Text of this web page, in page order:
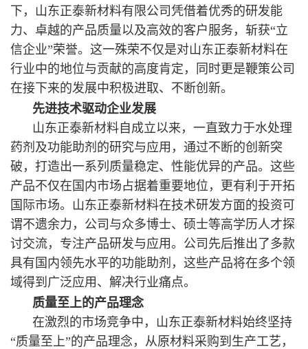
下，山东正泰新材料有限公司凭借着优秀的研发能
力、卓越的产品质量以及高效的客户服务，斩获“立
信企业”荣誉。这一殊荣不仅是对山东正泰新材料在
行业中的地位与贡献的高度肯定，
同时更是鞭策公司
在接下来的发展中积极进取、不断创新。
先进技术驱动企业发展
山东正泰新材料自成立以来，一直致力于水处理
药剂 及功能助剂 的研究与应用，通过不断的创新突
破，打造出一系列质量稳定、性能优异的产品。这些
产品不仅在国内市场占据着重要地位，更有利于开拓
国际市场。山东正泰新材料在技术研发方面的投资可
谓不遗余力，公司与众多博士、硕士等高学历人才探
讨交流，专注产品研发与应用。公司先后推出了多款
具有国内领先水平的功能助剂，这些产品将在多个领
域得到广泛应用、解决行业痛点。
质量至上的产品理念
在激烈的市场竞争中，山东正泰新材料始终坚持
“质量至上”的产品理念，从原材料采购到生产工艺，